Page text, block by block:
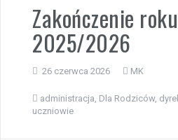
Zakończenie
2025/2026
26 czerwca 2026 MK
administracja Dla Rodziców,
uczniowie